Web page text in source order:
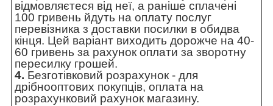
відмовляєтеся від неї, а раніше сплачені
100 гривень йдуть на оплату послуг
перевізника з доставки посилки в обидва
кінця. Цей варіант виходить дорожче на 40-
60 гривень за рахунок оплати за зворотну
пересилку грошей.
4. Безготівковий розрахунок - для
дрібнооптових покупців, оплата на
розрахунковий рахунок магазину.